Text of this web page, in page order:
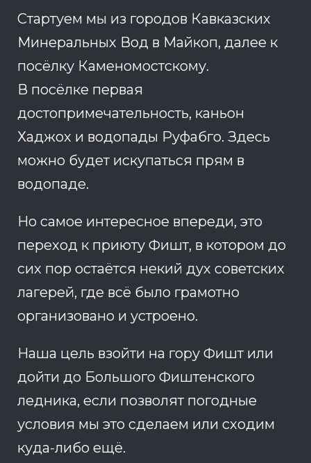
Стартуем мы из городов Кавказских
Минеральных Вод в Майкоп, далее к
посёлку Каменомостскому.
В посёлке первая
достопримечательность, каньон
Хаджох и водопады Руфабго. Здесь
можно будет искупаться прям в
водопаде.
Но самое интересное впереди, это
переход к приюту Фишт, в котором до
сих пор остаётся некий дух советских
лагерей, где всё было грамотно
организовано и устроено.
Наша цель взойти на гору Фишт или
дойти до Большого Фиштенского
ледника, если позволят погодные
условия мы это сделаем или сходим
куда-либо ещё.